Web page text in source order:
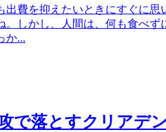
出費を抑えたいときにすぐに
。しかし、人間は、何も食べ
か...
で落とすクリアデ